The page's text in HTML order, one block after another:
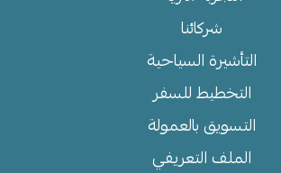
شركائنا
التأشيرة السياحية
التخطيط للسفر
التسويق بالعمولة
الملف التعريفي